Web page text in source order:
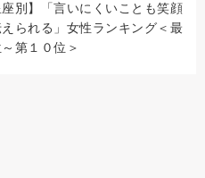
座別】「言いにくいことも笑顔
えられる」女性ランキング＜最
第１０位＞